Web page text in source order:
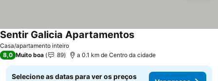
Casa/apartamento inteiro
Sentir Galicia ApartamentosVer preços
8,0 Muito boa 89 a 0.1 km de Centro da cidade
Selecione as datas para ver os preços